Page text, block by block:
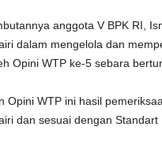
anggota V BPK RI,
dalam mengelola dan
Opini WTP ke-5 sebara
Opini WTP ini hasil
dan sesuai dengan